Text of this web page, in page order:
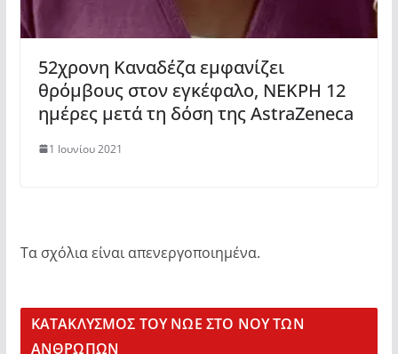
52χρονη Καναδέζα εμφανίζει
θρόμβους στον εγκέφαλο, ΝΕΚΡΗ 12
ημέρες μετά τη δόση της AstraZeneca
1 Ιουνίου 2021
Τα σχόλια είναι απενεργοποιημένα.
KΑΤΑΚΛΥΣΜΟΣ ΤΟΥ ΝΩΕ ΣΤΟ ΝΟΥ ΤΩΝ
ΑΝΘΡΩΠΩΝ